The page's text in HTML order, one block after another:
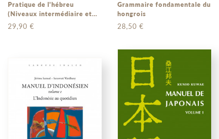
Pratique de l'hébreu
(Niveaux intermédiaire et
avancé)
29,90 €
Grammaire fondamentale du
hongrois
28,50 €